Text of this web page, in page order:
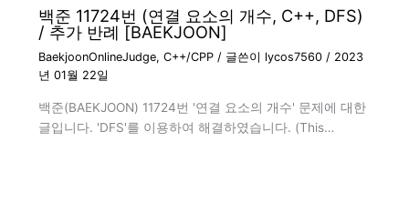
백준 11724번 (연결 요소의 개수, C++, DFS)
/ 추가 반례 [BAEKJOON]
BaekjoonOnlineJudge, C++/CPP/ 글쓴이 lycos7560 / 2023
년 01월 22일
백준(BAEKJOON) 11724번 '연결 요소의 개수' 문제에 대한
글입니다. 'DFS'를 이용하여 해결하였습니다. (This…